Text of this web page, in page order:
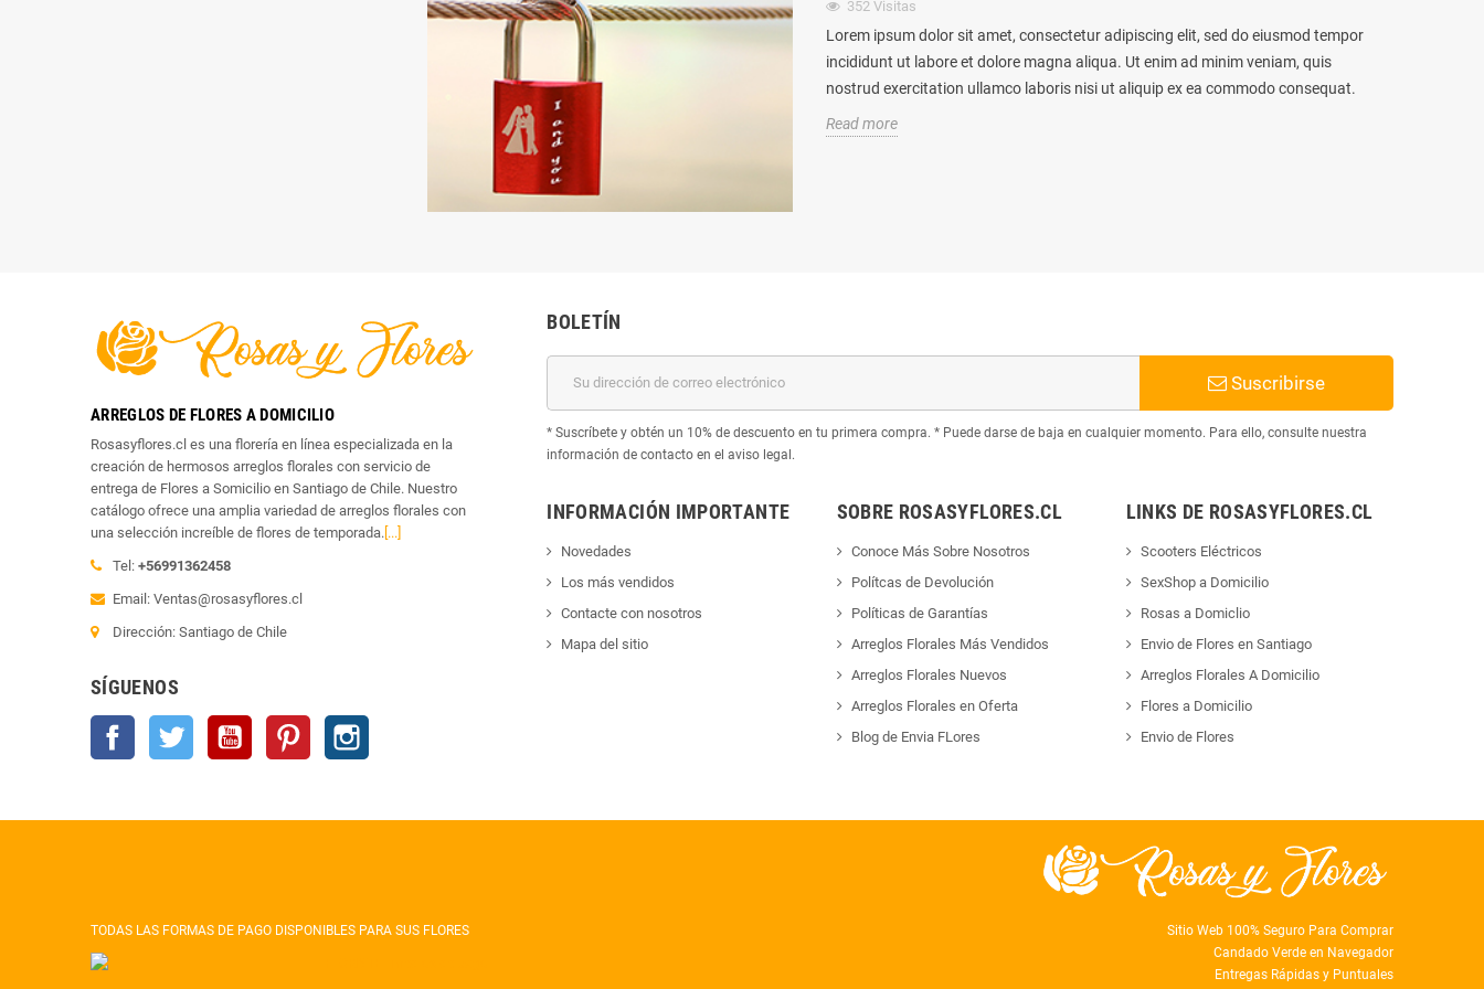
352 Visitas
Lorem ipsum dolor sit amet, consectetur adipiscing elit, sed do eiusmod tempor
incididunt ut labore et dolore magna aliqua. Ut enim ad minim veniam, quis
nostrud exercitation ullamco laboris nisi ut aliquip ex ea commodo consequat.
Read more
ARREGLOS DE FLORES A DOMICILIO
Rosasyflores.cl es una florería en línea especializada en la
creación de hermosos arreglos florales con servicio de
entrega de Flores a Somicilio en Santiago de Chile. Nuestro
catálogo ofrece una amplia variedad de arreglos florales con
una selección increíble de flores de temporada. [...]
Tel: +56991362458
Email: Ventas@rosasyflores.cl
Dirección: Santiago de Chile
SÍGUENOS
Facebook Twitter YouTube Pinterest
BOLETÍN
Suscribirse
* Suscríbete y obtén un 10% de descuento en tu primera compra. * Puede darse de baja en cualquier momento. Para ello, consulte nuestra
información de contacto en el aviso legal.
INFORMACIÓN IMPORTANTE
Novedades
Los más vendidos
Contacte con nosotros
Mapa del sitio
SOBRE ROSASYFLORES.CL
Conoce Más Sobre Nosotros
Polítcas de Devolución
Políticas de Garantías
Arreglos Florales Más Vendidos
Arreglos Florales Nuevos
Arreglos Florales en Oferta
Blog de Envia FLores
LINKS DE ROSASYFLORES.CL
Scooters Eléctricos
SexShop a Domicilio
Rosas a Domiclio
Envio de Flores en Santiago
Arreglos Florales A Domicilio
Flores a Domicilio
Envio de Flores
TODAS LAS FORMAS DE PAGO DISPONIBLES PARA SUS FLORES
Sitio Web 100% Seguro Para Comprar
Candado Verde en Navegador
Entregas Rápidas y Puntuales